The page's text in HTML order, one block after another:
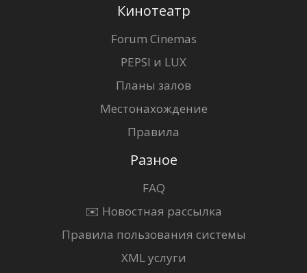
Кинотеатр
Forum Cinemas
PEPSI и LUX
Планы залов
Местонахождение
Правила
Разное
FAQ
✉️ Новостная рассылка
Правила пользования системы
XML услуги